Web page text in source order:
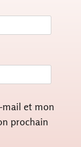
mail et mon
prochain